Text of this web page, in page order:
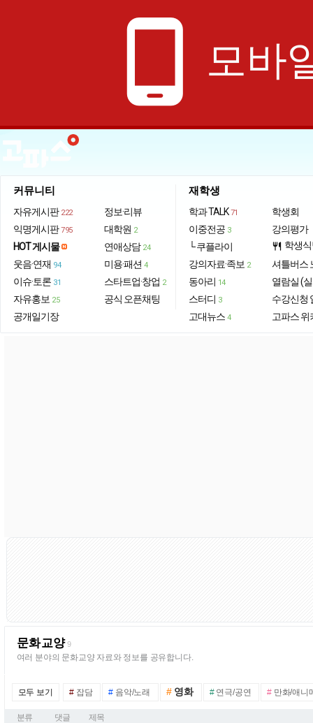
phone_android 모바
커뮤니티
자유게시판 222
익명게시판 795
HOT 게시물
웃음·연재 94
이슈·토론 31
자유홍보 25
공개일기장
정보·리뷰
대학원 2
연애상담 24
미용·패션 4
스타트업·창업 2
공식 오픈채팅
재학생
학과 TALK 71
이중전공 3
└ 쿠플라이
강의자료·족보 2
동아리 14
스터디 3
고대뉴스 4
학생회
강의평가
restaurant 학생
셔틀버스
열람실 (
수강신청
고파스 위
문화교양 9
여러 분야의 문화교양 자료와 정보를 공유합니다.
모두 보기 # 잡담 # 음악/노래 #영화 #연극/공연 # 만화/애니
분류 댓글 제목